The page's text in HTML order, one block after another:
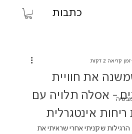
כתבות
את חוויית
- אסלה תלויה עם
אינטגרלית
זמן קריאה 2 דקות
שקניתי אחרי שראיתי את